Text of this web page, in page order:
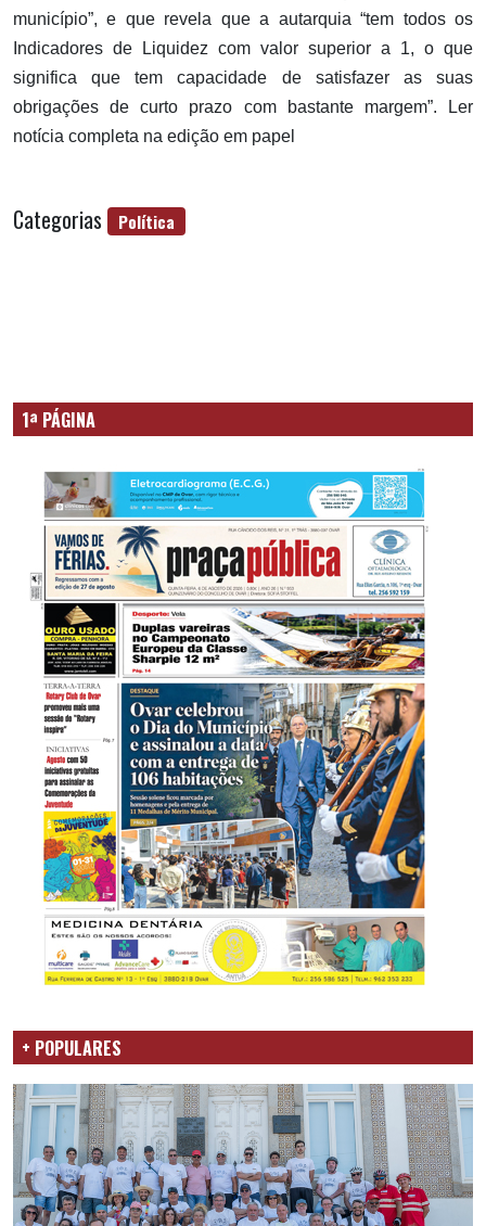
município”, e que revela que a autarquia “tem todos os
Indicadores de Liquidez com valor superior a 1, o que
significa que tem capacidade de satisfazer as suas
obrigações de curto prazo com bastante margem”. Ler
notícia completa na edição em papel
Categorias Política
1ª PÁGINA
+ POPULARES